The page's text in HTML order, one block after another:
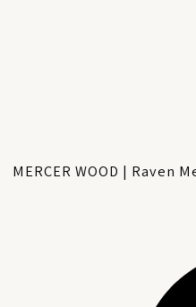
© 2024 MERCER WOOD |